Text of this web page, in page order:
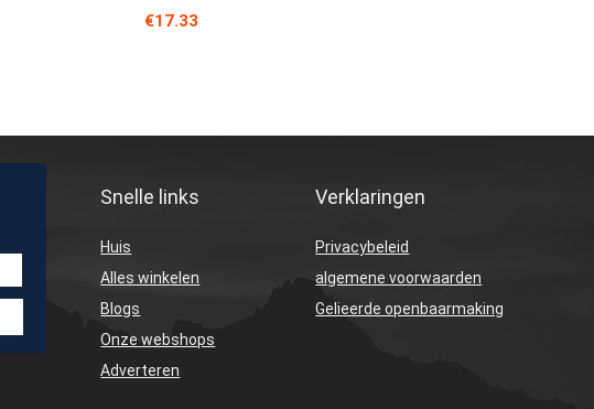
€17.33
Snelle links
Huis
Alles winkelen
Blogs
Onze webshops
Adverteren
Verklaringen
Privacybeleid
algemene voorwaarden
Gelieerde openbaarmaking